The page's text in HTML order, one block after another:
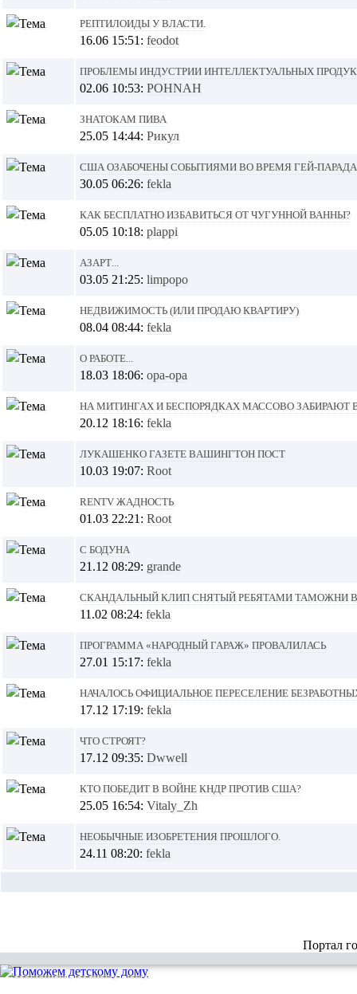
Рептилоиды у власти.
16.06 15:51: feodot
Проблемы индустрии интеллектуальных
02.06 10:53: POHNAH
Знатокам пива
25.05 14:44: Рикул
США озабочены событиями во время гей-
30.05 06:26: fekla
Как бесплатно избавиться от чугунной ванны?
05.05 10:18: plappi
Азарт...
03.05 21:25: limpopo
Недвижимость (или продаю квартиру)
08.04 08:44: fekla
О работе...
18.03 18:06: opa-opa
На митингах и беспорядках массово забирают
20.12 18:16: fekla
Лукашенко газете Вашингтон Пост
10.03 19:07: Root
RenTV Жадность
01.03 22:21: Root
C бодуна
21.12 08:29: grande
Скандальный клип снятый ребятами таможни
11.02 08:24: fekla
Программа «Народный гараж» провалилась
27.01 15:17: fekla
Началось официальное переселение
17.12 17:19: fekla
Что строят?
17.12 09:35: Dwwell
Кто победит в войне КНДР против США?
25.05 16:54: Vitaly_Zh
Необычные изобретения прошлого.
24.11 08:20: fekla
Портал